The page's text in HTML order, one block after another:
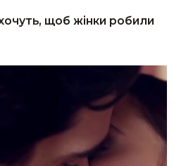
щоб жінки робили